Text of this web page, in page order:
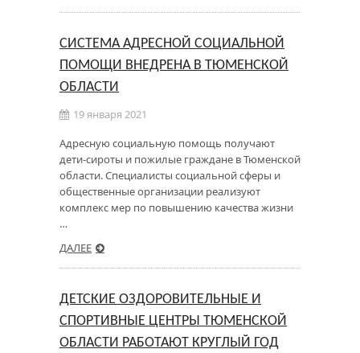
СИСТЕМА АДРЕСНОЙ СОЦИАЛЬНОЙ
ПОМОЩИ ВНЕДРЕНА В ТЮМЕНСКОЙ
ОБЛАСТИ
19 января 2021
Адресную социальную помощь получают
дети-сироты и пожилые граждане в Тюменской
области. Специалисты социальной сферы и
общественные организации реализуют
комплекс мер по повышению качества жизни
…
ДАЛЕЕ
ДЕТСКИЕ ОЗДОРОВИТЕЛЬНЫЕ И
СПОРТИВНЫЕ ЦЕНТРЫ ТЮМЕНСКОЙ
ОБЛАСТИ РАБОТАЮТ КРУГЛЫЙ ГОД